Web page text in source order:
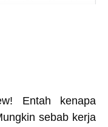
Entah kenapa
sebab kerja